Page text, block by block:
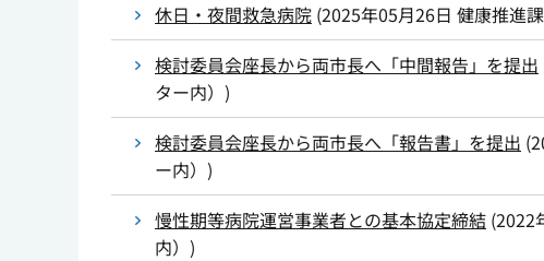
休日・夜間救急病院 (2025年05月26日 健康推進
検討委員会座長から両市長へ「中間報告」を提出
ター内） )
検討委員会座長から両市長へ「報告書」を提出 (
ー内） )
慢性期等病院運営事業者との基本協定締結 (2022
内） )